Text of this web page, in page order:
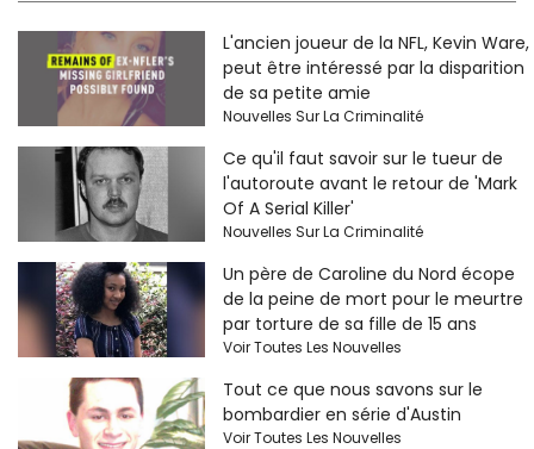
L'ancien joueur de la NFL, Kevin Ware,
peut être intéressé par la disparition
de sa petite amie
Nouvelles Sur La Criminalité
Ce qu'il faut savoir sur le tueur de
l'autoroute avant le retour de 'Mark
Of A Serial Killer'
Nouvelles Sur La Criminalité
Un père de Caroline du Nord écope
de la peine de mort pour le meurtre
par torture de sa fille de 15 ans
Voir Toutes Les Nouvelles
Tout ce que nous savons sur le
bombardier en série d'Austin
Voir Toutes Les Nouvelles